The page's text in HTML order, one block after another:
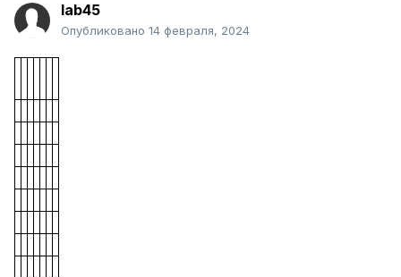
lab45
Опубликовано 14 февраля, 2024